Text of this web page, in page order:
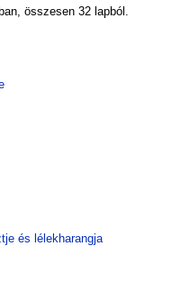
összesen 32 lapból.
és lélekharangja